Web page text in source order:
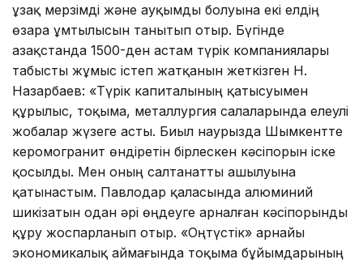
ұзақ мерзімді және ауқымды болуына екі елдің
өзара ұмтылысын танытып отыр. Бүгінде
Қазақстанда 1500-ден астам түрік компаниялары
табысты жұмыс істеп жатқанын жеткізген Н.
Назарбаев: «Түрік капиталының қатысуымен
құрылыс, тоқыма, металлургия салаларында елеулі
жобалар жүзеге асты. Биыл наурызда Шымкентте
керомогранит өндіретін бірлескен кәсіпорын іске
қосылды. Мен оның салтанатты ашылуына
қатынастым. Павлодар қаласында алюминий
шикізатын одан әрі өңдеуге арналған кәсіпорынды
құру жоспарланып отыр. «Оңтүстік» арнайы
экономикалық аймағында тоқыма бұйымдарының